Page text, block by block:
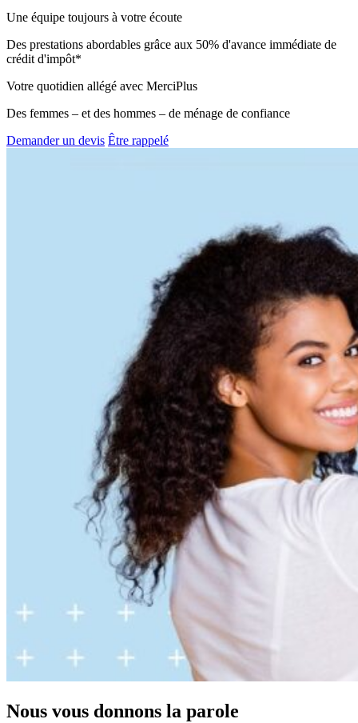
Une équipe toujours à votre écoute
Des prestations abordables grâce aux 50% d'avance immédiate de
crédit d'impôt*
Votre quotidien allégé avec MerciPlus
Des femmes – et des hommes – de ménage de confiance
Demander un devis Être rappelé
Nous vous donnons la parole